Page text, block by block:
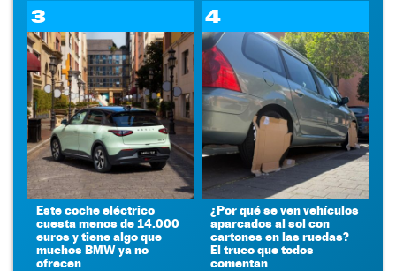
3
Este coche eléctrico
cuesta menos de 14.000
euros y tiene algo que
muchos BMW ya no
ofrecen
4
¿Por qué se ven vehículos
aparcados al sol con
cartones en las ruedas?
El truco que todos
comentan